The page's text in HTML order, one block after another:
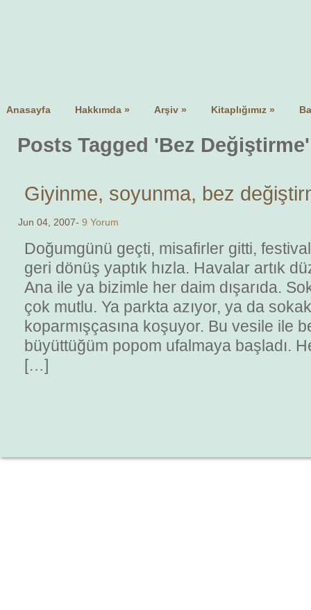
Anasayfa Hakkımda » Arşiv » Kitaplığımız »
Posts Tagged 'Bez Değiştirme'
Giyinme, soyunma, bez
Jun 04, 2007- 9 Yorum
Doğumgünü geçti, misafirler gitti,
geri dönüş yaptık hızla. Havalar artık
Ana ile ya bizimle her daim dışarıda.
çok mutlu. Ya parkta azıyor, ya da
koparmışçasına koşuyor. Bu vesile ile
büyüttüğüm popom ufalmaya başladı.
[…]